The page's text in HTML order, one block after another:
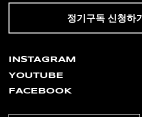
정기구독 신청하기
INSTAGRAM
YOUTUBE
FACEBOOK